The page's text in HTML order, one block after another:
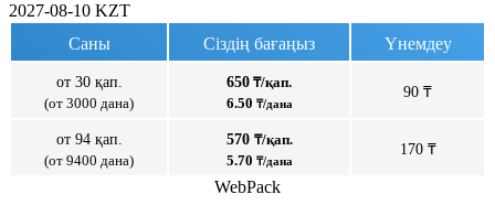
2027-08-10 KZT
Саны
Сіздің бағаңыз Үнемдеу
от 30 қап.
(от 3000 дана)
650 ₸/қап.
6.50 ₸/дана
90 ₸
от 94 қап.
(от 9400 дана)
570 ₸/қап.
5.70 ₸/дана
170 ₸
WebPack